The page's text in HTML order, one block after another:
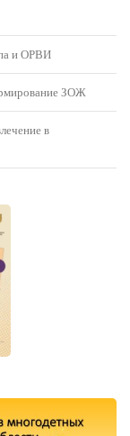
и ОРВИ
ЗОЖ
в